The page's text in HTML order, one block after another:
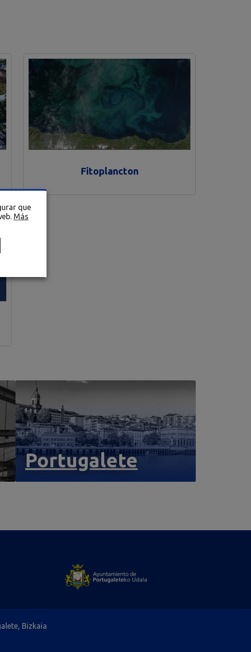
Fitoplancton
Portugalete
Bizkaia
que
Más